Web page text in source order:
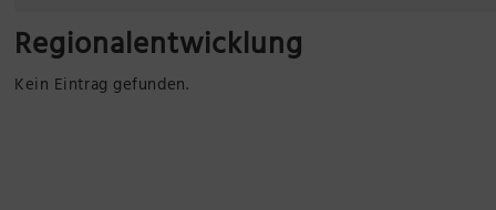
Regionalentwicklung
Kein Eintrag gefunden.